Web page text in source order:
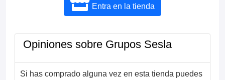
Entra en la tienda
Opiniones sobre Grupos Sesla
Si has comprado alguna vez en esta tienda puedes